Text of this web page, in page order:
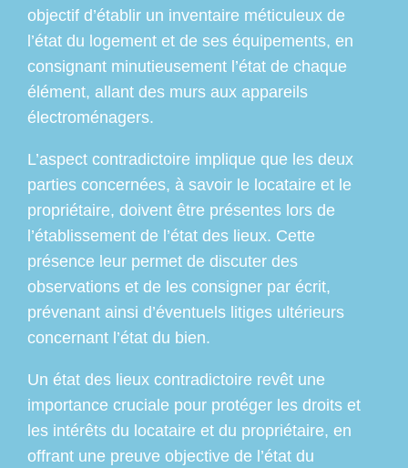
objectif d’établir un inventaire méticuleux de
l’état du logement et de ses équipements, en
consignant minutieusement l’état de chaque
élément, allant des murs aux appareils
électroménagers.
L’aspect contradictoire implique que les deux
parties concernées, à savoir le locataire et le
propriétaire, doivent être présentes lors de
l’établissement de l’état des lieux. Cette
présence leur permet de discuter des
observations et de les consigner par écrit,
prévenant ainsi d’éventuels litiges ultérieurs
concernant l’état du bien.
Un état des lieux contradictoire revêt une
importance cruciale pour protéger les droits et
les intérêts du locataire et du propriétaire, en
offrant une preuve objective de l’état du